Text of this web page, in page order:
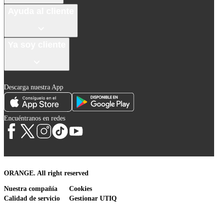
Descarga nuestra App
Encuéntranos en redes
ORANGE. All right reserved
Nuestra compañía
Calidad de servicio
Cookies
Gestionar UTIQ